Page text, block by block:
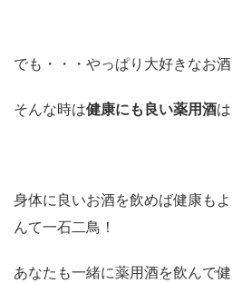
でも・・・やっぱり大好きなお酒
そんな時は健康にも良い薬用酒
身体に良いお酒を飲めば健康も
んて一石二鳥！
あなたも一緒に薬用酒を飲んで